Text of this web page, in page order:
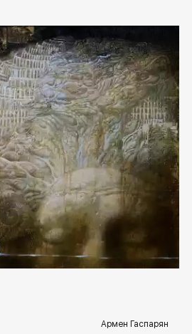
spb.rakovgallery.ru
Армен Гаспарян